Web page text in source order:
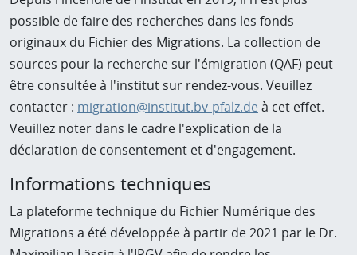
possible de faire des recherches dans les fonds
originaux du Fichier des Migrations. La collection de
sources pour la recherche sur l'émigration (QAF) peut
être consultée à l'institut sur rendez-vous. Veuillez
contacter : migration@institut.bv-pfalz.de à cet effet.
Veuillez noter dans le cadre l'explication de la
déclaration de consentement et d'engagement.
Informations techniques
La plateforme technique du Fichier Numérique des
Migrations a été développée à partir de 2021 par le Dr.